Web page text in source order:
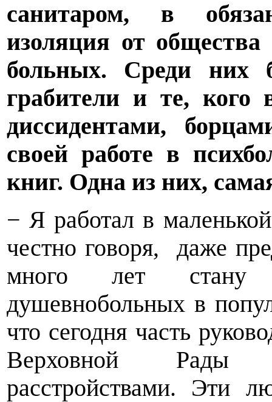
санитаром, в
изоляция от
больных. Среди них
грабители и те,
диссидентами,
своей работе в
книг. Одна из них,
− Я работал в
честно говоря,
даже
много лет стану
душевнобольных в
что сегодня часть
Верховной Рады
расстройствами. Эти